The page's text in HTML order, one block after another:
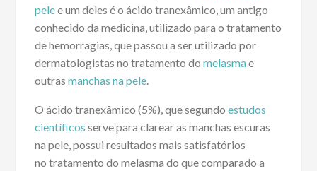
pelee um deles é o ácido tranexâmico, um antigo
conhecido da medicina, utilizado para o tratamento
de hemorragias, que passou a ser utilizado por
dermatologistas no tratamento do melasmae
outras manchas na pele.
O ácido tranexâmico (5%), que segundo estudos
científicos serve para clarear as manchas escuras
na pele, possui resultados mais satisfatórios
no tratamento do melasma do que comparado a